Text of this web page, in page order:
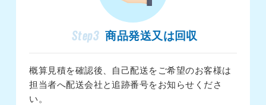
Step3 商品発送又は回収
概算見積を確認後、自己配送をご希望のお客様は
担当者へ配送会社と追跡番号をお知らせくださ
い。